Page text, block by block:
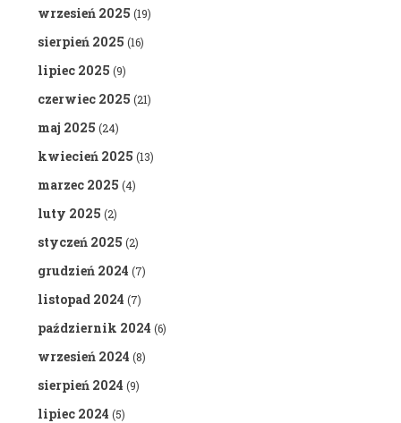
wrzesień 2025 (19)
sierpień 2025 (16)
lipiec 2025 (9)
czerwiec 2025 (21)
maj 2025 (24)
kwiecień 2025 (13)
marzec 2025 (4)
luty 2025 (2)
styczeń 2025 (2)
grudzień 2024 (7)
listopad 2024 (7)
październik 2024 (6)
wrzesień 2024 (8)
sierpień 2024 (9)
lipiec 2024 (5)